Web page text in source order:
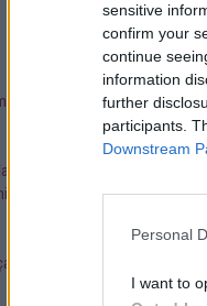
sensitive
confirm your
continue
information
further
participants.
Downstream
Personal
I want to
de masturbar-se, ja que
tensió mental i muscular
Les carícies a la vagina i